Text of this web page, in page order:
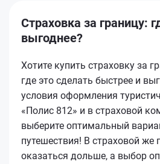
Страховка за границу:
выгоднее?
Хотите купить страховку за
где это сделать быстрее и
условия оформления
«Полис 812» и в страховой
выберите оптимальный
путешествия! В страховой же
оказаться дольше, а выбор